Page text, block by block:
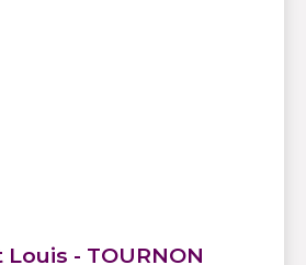
- TOURNON